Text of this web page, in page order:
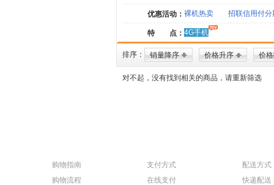
优惠活动： 裸机热卖 招联信用付分
特 点： 4G手机
排序： 销量降序 价格升序 价
对不起，没有找到相关的商品，请重新筛选
购物指南
购物流程
支付方式
在线支付
配送方式
快递配送